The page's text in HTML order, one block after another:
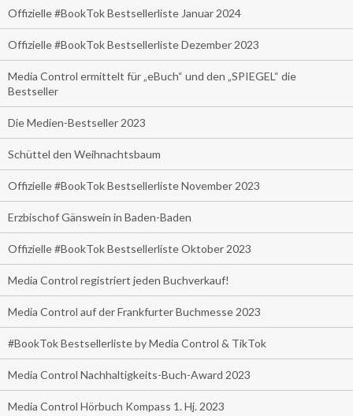
Offizielle #BookTok Bestsellerliste Januar 2024
Offizielle #BookTok Bestsellerliste Dezember 2023
Media Control ermittelt für „eBuch“ und den „SPIEGEL“ die
Bestseller
Die Medien-Bestseller 2023
Schüttel den Weihnachtsbaum
Offizielle #BookTok Bestsellerliste November 2023
Erzbischof Gänswein in Baden-Baden
Offizielle #BookTok Bestsellerliste Oktober 2023
Media Control registriert jeden Buchverkauf!
Media Control auf der Frankfurter Buchmesse 2023
#BookTok Bestsellerliste by Media Control & TikTok
Media Control Nachhaltigkeits-Buch-Award 2023
Media Control Hörbuch Kompass 1. Hj. 2023